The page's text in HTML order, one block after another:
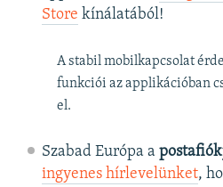
Store kínálatából!
A stabil mobilkapcsolat
funkciói az applikációban
el.
Szabad Európa a
ingyenes hírlevelünket,